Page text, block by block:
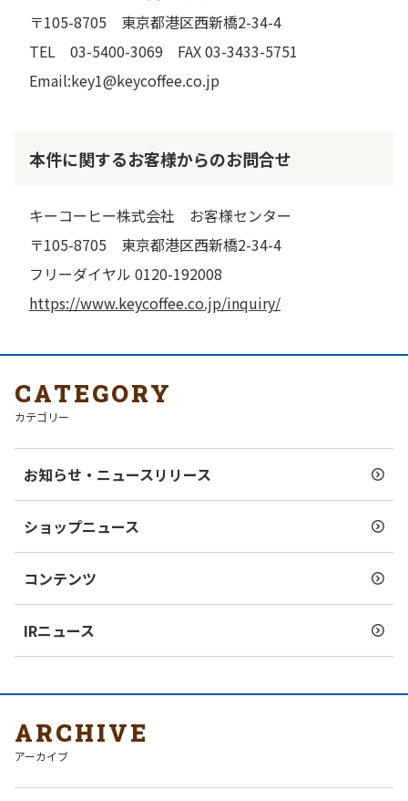
〒105-8705 東京都港区西新橋2-34-4
TEL 03-5400-3069 FAX 03-3433-5751
Email:key1@keycoffee.co.jp
本件に関するお客様からのお問合せ
キーコーヒー株式会社 お客様センター
〒105-8705 東京都港区西新橋2-34-4
フリーダイヤル 0120-192008
https://www.keycoffee.co.jp/inquiry/
CATEGORY
カテゴリー
お知らせ・ニュースリリース
ショップニュース
コンテンツ
IRニュース
ARCHIVE
アーカイブ